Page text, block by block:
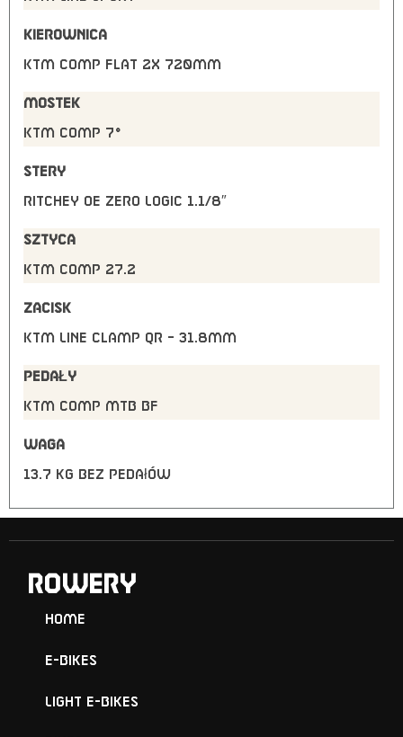
KIEROWNICA
KTM Comp flat 2X 720mm
MOSTEK
KTM Comp 7°
STERY
Ritchey OE Zero Logic 1.1/8″
SZTYCA
KTM Comp 27.2
ZACISK
KTM Line clamp QR – 31.8mm
PEDAŁY
KTM Comp MTB BF
WAGA
13.7 kg bez pedałów
ROWERY
Home
E-Bikes
Light E-Bikes